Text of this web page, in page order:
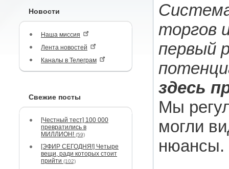
Новости
Наша миссия
Лента новостей
Каналы в Телеграм
Свежие посты
[Честный тест] 100 000
превратились в
МИЛЛИОН! (59)
[ЭФИР СЕГОДНЯ!] Четыре
вещи, ради которых стоит
прийти (102)
торгов
первый
здесь
Мы
могли
нюансы.